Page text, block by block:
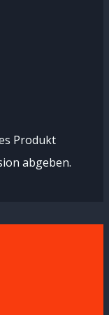
Produkt
abgeben.